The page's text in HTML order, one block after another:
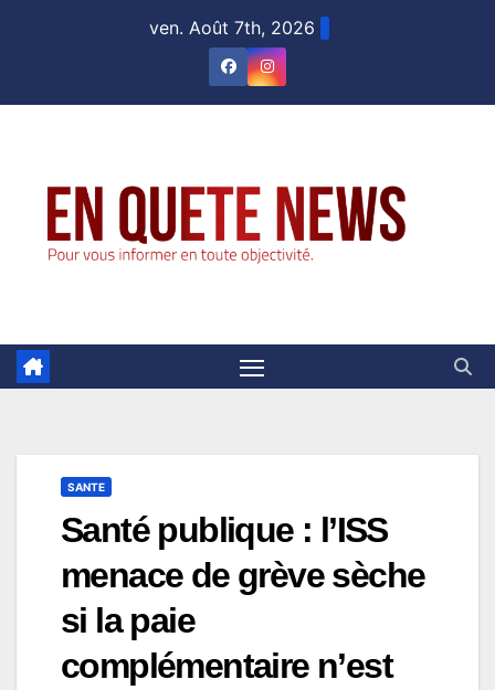
ven. Août 7th, 2026
SANTE
Santé publique : l’ISS
menace de grève sèche
si la paie
complémentaire n’est